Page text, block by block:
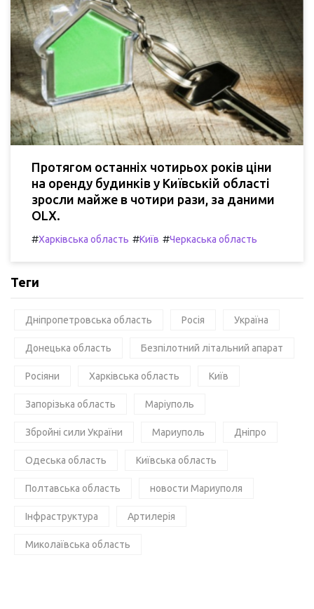
Протягом останніх чотирьох років ціни
на оренду будинків у Київській області
зросли майже в чотири рази, за даними
OLX.
#Харківська область #Київ #Черкаська область
Теги
Дніпропетровська область Росія Україна
Донецька область Безпілотний літальний апарат
Росіяни Харківська область Київ
Запорізька область Маріуполь
Збройні сили України Мариуполь Дніпро
Одеська область Київська область
Полтавська область новости Мариуполя
Інфраструктура Артилерія
Миколаївська область